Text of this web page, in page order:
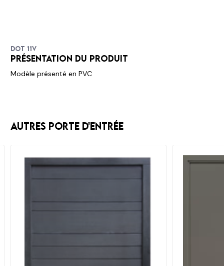
Dot 11v
Présentation du produit
Modèle présenté en PVC
Autres Porte d'entrée